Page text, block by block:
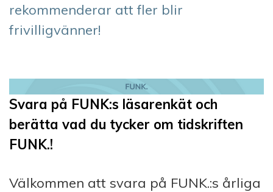
rekommenderar att fler blir
frivilligvänner!
Svara på FUNK:s läsarenkät och
berätta vad du tycker om tidskriften
FUNK.!
Välkommen att svara på FUNK.:s årliga